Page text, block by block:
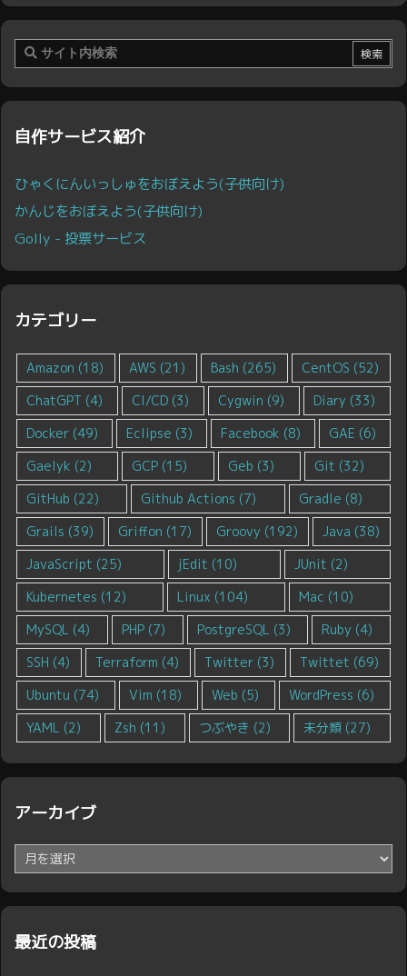
自作サービス紹介
ひゃくにんいっしゅをおぼえよう(子供向け)
かんじをおぼえよう(子供向け)
Golly - 投票サービス
カテゴリー
Amazon (18) AWS (21) Bash (265) CentOS (52)
ChatGPT (4) CI/CD (3) Cygwin (9) Diary (33)
Docker (49) Eclipse (3) Facebook (8) GAE (6)
Gaelyk (2) GCP (15) Geb (3) Git (32)
GitHub (22) Github Actions (7) Gradle (8)
Grails (39) Griffon (17) Groovy (192) Java (38)
JavaScript (25) jEdit (10) JUnit (2)
Kubernetes (12) Linux (104) Mac (10)
MySQL (4) PHP(7) PostgreSQL (3) Ruby (4)
SSH (4) Terraform (4) Twitter (3) Twittet (69)
Ubuntu (74) Vim (18) Web (5) WordPress (6)
YAML (2) Zsh (11) つぶやき (2) 未分類 (27)
アーカイブ
ー
カ
イ
最近の投稿